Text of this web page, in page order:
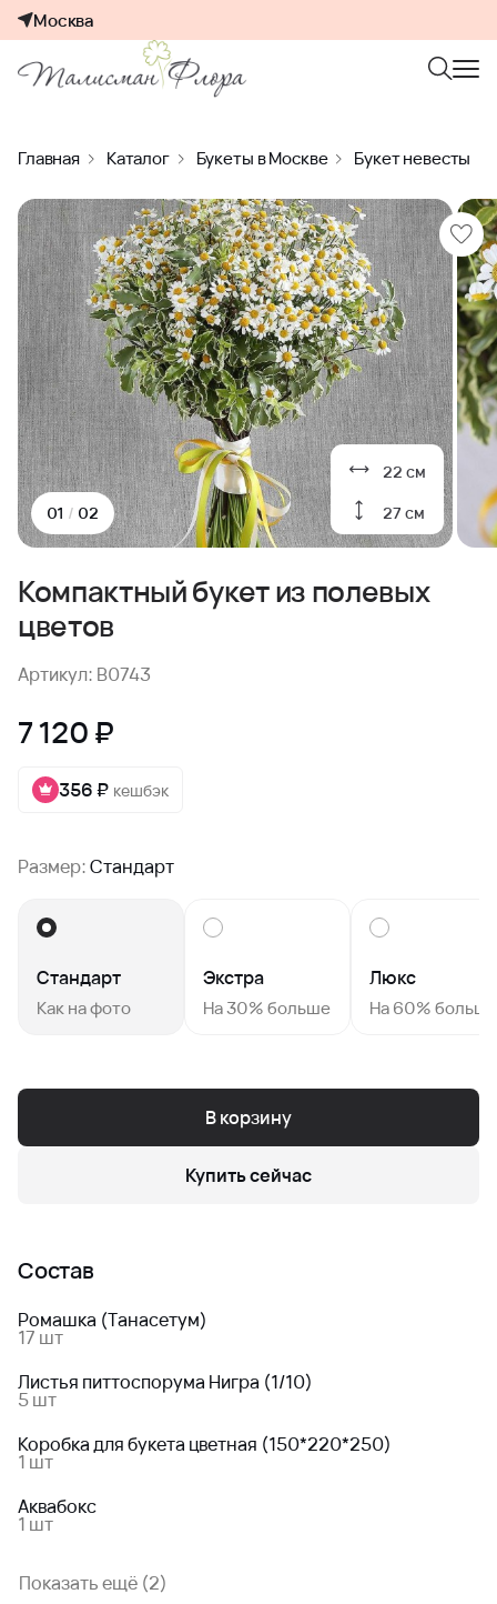
Москва
Главная Каталог Букеты в Москве Букет невесты
22 см
27 см
01 / 02
Компактный букет из полевых
цветов
Артикул: B0743
7 120 ₽
356 ₽ кешбэк
Размер:Стандарт
Стандарт
Как на фото
Экстра
На 30% больше
Люкс
На 60% больше
В корзину
Купить сейчас
Состав
Ромашка (Танасетум)
17 шт
Листья питтоспорума Нигра (1/10)
5 шт
Коробка для букета цветная (150*220*250)
1 шт
Аквабокс
1 шт
Показать ещё (2)